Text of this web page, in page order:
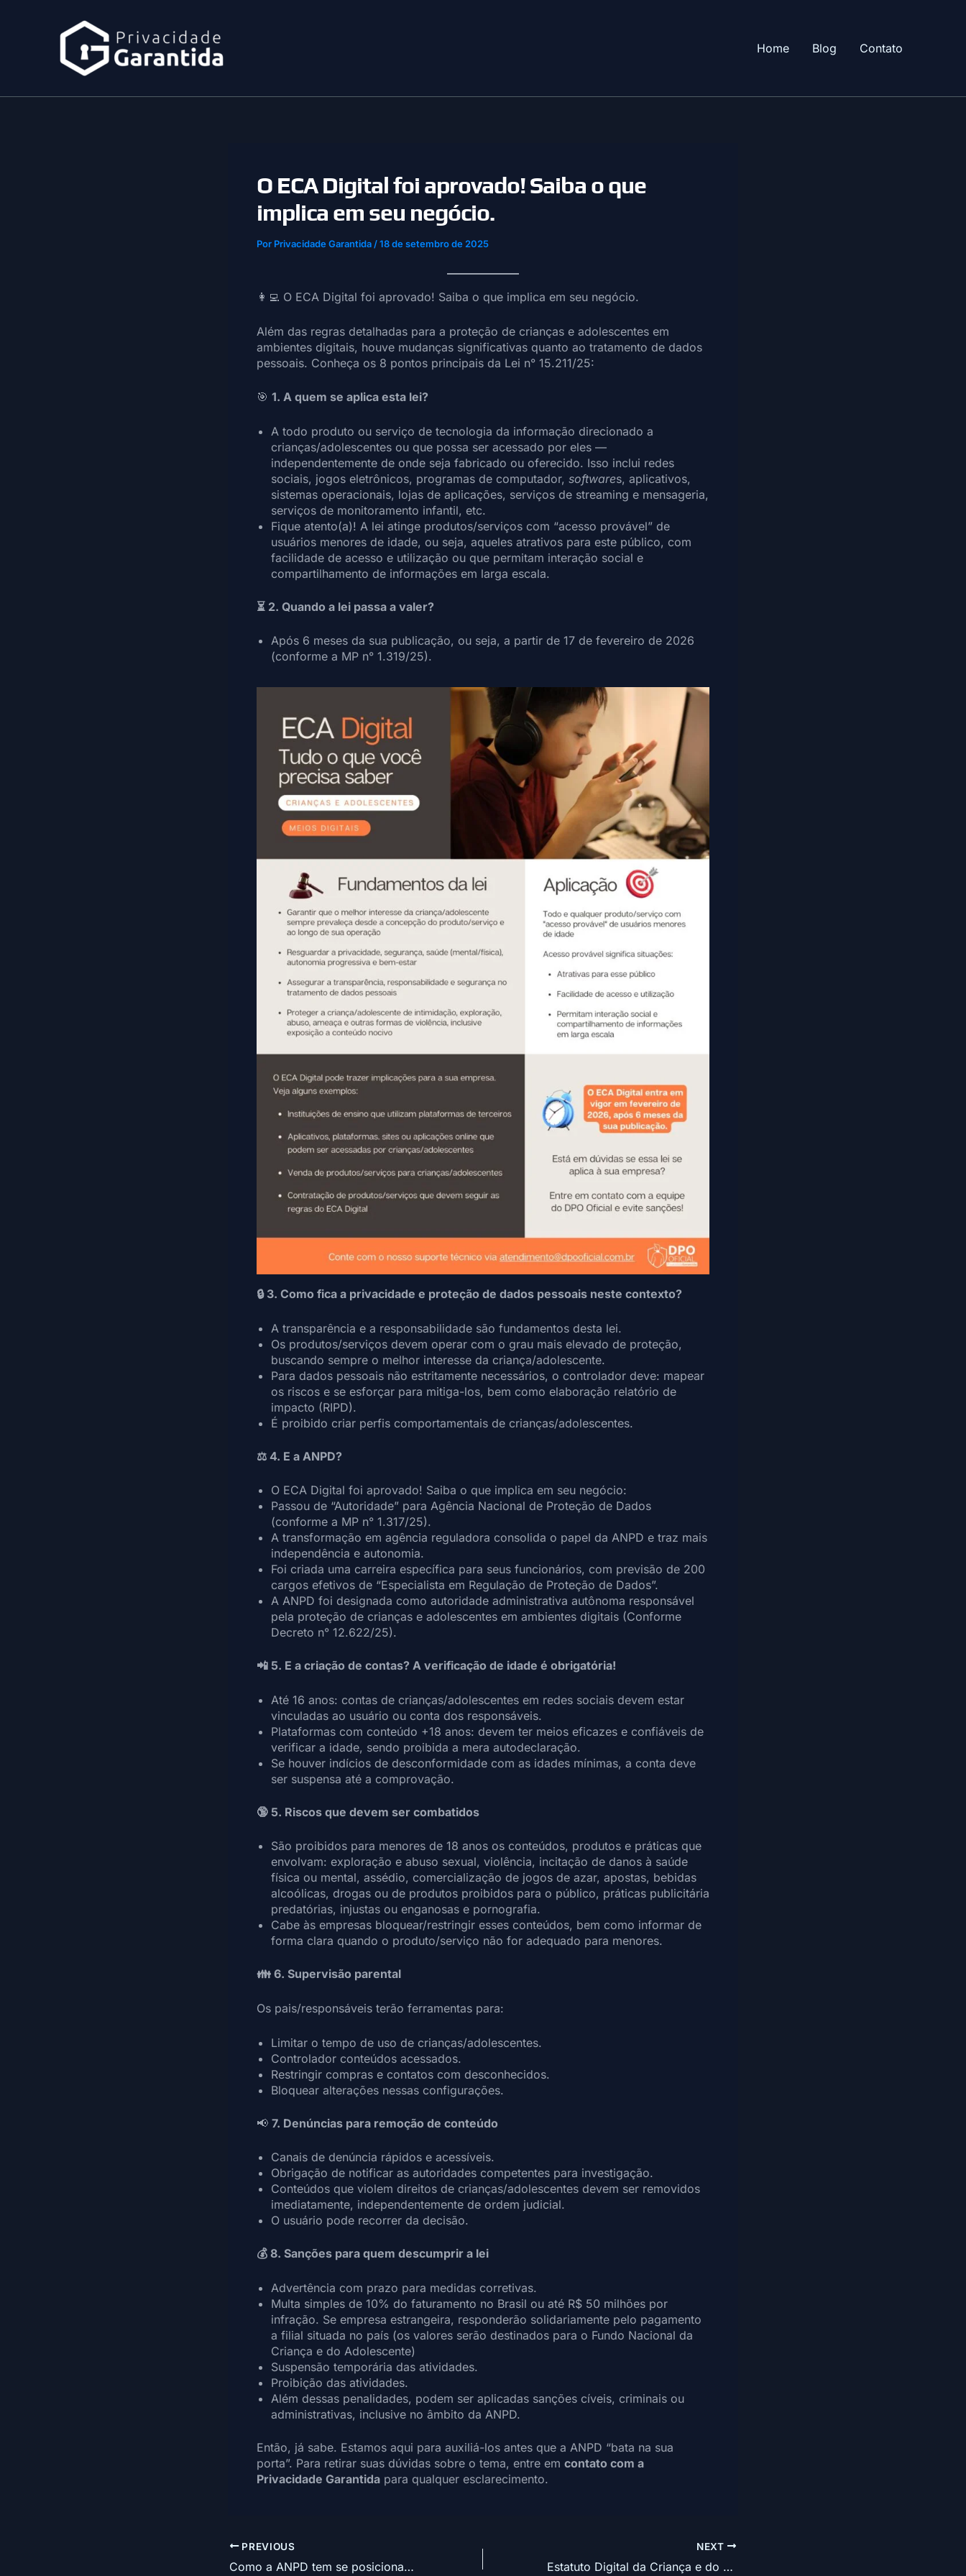
Home Blog Contato
O ECA Digital foi aprovado! Saiba o que
implica em seu negócio.
Por Privacidade Garantida /18 de setembro de 2025
👩‍💻 O ECA Digital foi aprovado! Saiba o que implica em seu negócio.
Além das regras detalhadas para a proteção de crianças e adolescentes em
ambientes digitais, houve mudanças significativas quanto ao tratamento de dados
pessoais. Conheça os 8 pontos principais da Lei n° 15.211/25:
🎯 1. A quem se aplica esta lei?
A todo produto ou serviço de tecnologia da informação direcionado a
crianças/adolescentes ou que possa ser acessado por eles —
independentemente de onde seja fabricado ou oferecido. Isso inclui redes
sociais, jogos eletrônicos, programas de computador, softwares, aplicativos,
sistemas operacionais, lojas de aplicações, serviços de streaming e mensageria,
serviços de monitoramento infantil, etc.
Fique atento(a)! A lei atinge produtos/serviços com “acesso provável” de
usuários menores de idade, ou seja, aqueles atrativos para este público, com
facilidade de acesso e utilização ou que permitam interação social e
compartilhamento de informações em larga escala.
⏳ 2. Quando a lei passa a valer?
Após 6 meses da sua publicação, ou seja, a partir de 17 de fevereiro de 2026
(conforme a MP n° 1.319/25).
🔒 3. Como fica a privacidade e proteção de dados pessoais neste contexto?
A transparência e a responsabilidade são fundamentos desta lei.
Os produtos/serviços devem operar com o grau mais elevado de proteção,
buscando sempre o melhor interesse da criança/adolescente.
Para dados pessoais não estritamente necessários, o controlador deve: mapear
os riscos e se esforçar para mitiga-los, bem como elaboração relatório de
impacto (RIPD).
É proibido criar perfis comportamentais de crianças/adolescentes.
⚖ 4. E a ANPD?
O ECA Digital foi aprovado! Saiba o que implica em seu negócio:
Passou de “Autoridade” para Agência Nacional de Proteção de Dados
(conforme a MP n° 1.317/25).
A transformação em agência reguladora consolida o papel da ANPD e traz mais
independência e autonomia.
Foi criada uma carreira específica para seus funcionários, com previsão de 200
cargos efetivos de “Especialista em Regulação de Proteção de Dados”.
A ANPD foi designada como autoridade administrativa autônoma responsável
pela proteção de crianças e adolescentes em ambientes digitais (Conforme
Decreto n° 12.622/25).
📲 5. E a criação de contas? A verificação de idade é obrigatória!
Até 16 anos: contas de crianças/adolescentes em redes sociais devem estar
vinculadas ao usuário ou conta dos responsáveis.
Plataformas com conteúdo +18 anos: devem ter meios eficazes e confiáveis de
verificar a idade, sendo proibida a mera autodeclaração.
Se houver indícios de desconformidade com as idades mínimas, a conta deve
ser suspensa até a comprovação.
🔞 5. Riscos que devem ser combatidos
São proibidos para menores de 18 anos os conteúdos, produtos e práticas que
envolvam: exploração e abuso sexual, violência, incitação de danos à saúde
física ou mental, assédio, comercialização de jogos de azar, apostas, bebidas
alcoólicas, drogas ou de produtos proibidos para o público, práticas publicitária
predatórias, injustas ou enganosas e pornografia.
Cabe às empresas bloquear/restringir esses conteúdos, bem como informar de
forma clara quando o produto/serviço não for adequado para menores.
👪 6. Supervisão parental
Os pais/responsáveis terão ferramentas para:
Limitar o tempo de uso de crianças/adolescentes.
Controlador conteúdos acessados.
Restringir compras e contatos com desconhecidos.
Bloquear alterações nessas configurações.
📢 7. Denúncias para remoção de conteúdo
Canais de denúncia rápidos e acessíveis.
Obrigação de notificar as autoridades competentes para investigação.
Conteúdos que violem direitos de crianças/adolescentes devem ser removidos
imediatamente, independentemente de ordem judicial.
O usuário pode recorrer da decisão.
💰 8. Sanções para quem descumprir a lei
Advertência com prazo para medidas corretivas.
Multa simples de 10% do faturamento no Brasil ou até R$ 50 milhões por
infração. Se empresa estrangeira, responderão solidariamente pelo pagamento
a filial situada no país (os valores serão destinados para o Fundo Nacional da
Criança e do Adolescente)
Suspensão temporária das atividades.
Proibição das atividades.
Além dessas penalidades, podem ser aplicadas sanções cíveis, criminais ou
administrativas, inclusive no âmbito da ANPD.
Então, já sabe. Estamos aqui para auxiliá-los antes que a ANPD “bata na sua
porta”. Para retirar suas dúvidas sobre o tema, entre em contato com a
Privacidade Garantida para qualquer esclarecimento.
PREVIOUS
Como a ANPD tem se posicionado sobre Inteligência Artificial?
NEXT
Estatuto Digital da Criança e do Adolescente – Lei Nº 15.211, de 17 de setembro de 2025